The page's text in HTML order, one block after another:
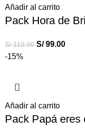
Añadir al carrito
Pack Hora de
S/110.00 S/99.00
-15%
Añadir al carrito
Pack Papá eres